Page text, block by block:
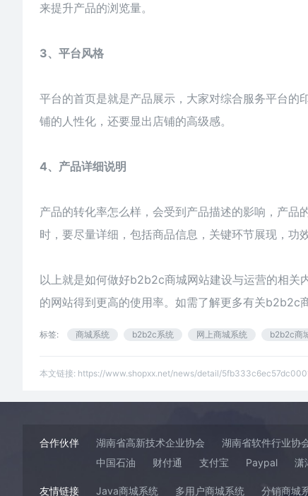
来提升产品的浏览量。
3、平台风格
平台的首页是就是产品展示，大家对综合服务平台
铺的人性化，还要显出店铺的高级感。
4、产品详细说明
产品的转化率怎么样，会受到产品描述的影响，产
时，要尽量详细，包括商品信息，关键环节展现，功
以上就是如何做好b2b2c商城网站建设与运营的相关
的网站得到更高的使用率。如需了解更多有关b2b2c
标签: 商城系统 b2b2c系统 网上商城系统 b2b2c商
本文链接: https://www.shopxx.net/news/detail/
合作伙伴 湖南省高新技术企业协会 湖南省软件行业协
中国石油
财付通 支付宝 Paypal 潇
友情链接 Java商城系统 多用户商城系统 分销商城